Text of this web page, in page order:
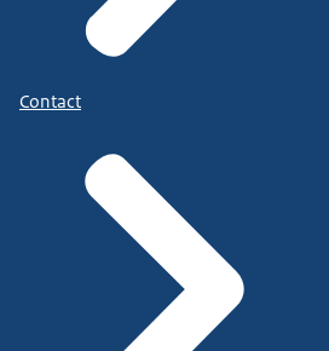
Contact